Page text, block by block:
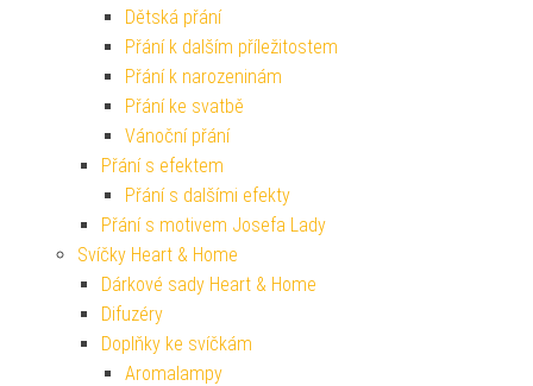
Dětská přání
Přání k dalším příležitostem
Přání k narozeninám
Přání ke svatbě
Vánoční přání
Přání s efektem
Přání s dalšími efekty
Přání s motivem Josefa Lady
Svíčky Heart & Home
Dárkové sady Heart & Home
Difuzéry
Doplňky ke svíčkám
Aromalampy